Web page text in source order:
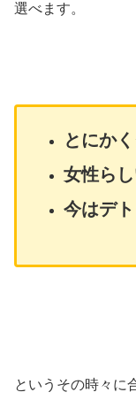
選べます。
とにか
女性ら
今はデ
というその時々に